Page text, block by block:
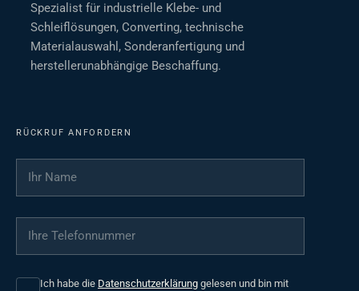
Spezialist für industrielle Klebe- und
Schleiflösungen, Converting, technische
Materialauswahl, Sonderanfertigung und
herstellerunabhängige Beschaffung.
RÜCKRUF ANFORDERN
Ihr Name
Ihre Telefonnummer
Ich habe die Datenschutzerklärung gelesen und bin mit